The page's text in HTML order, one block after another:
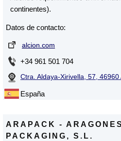
continentes).
Datos de contacto:
alcion.com
+34 961 501 704
Ctra. Aldaya-Xirivella, 57, 46960
España
ARAPACK -
PACKAGING, S.L.